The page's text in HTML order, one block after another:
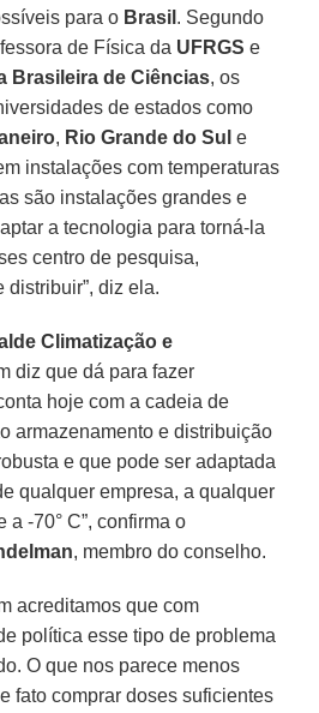
para o Brasil . Segundo
de Física da UFRGS e
Brasileira de Ciências, os
de estados como
, Rio Grande do Sul e
instalações com temperaturas
são instalações grandes e
a tecnologia para torná-la
centro de pesquisa,
distribuir”, diz ela.
Climatização e
diz que dá para fazer
hoje com a cadeia de
armazenamento e distribuição
e que pode ser adaptada
qualquer empresa, a qualquer
a -70° C”, confirma o
, membro do conselho.
acreditamos que com
política esse tipo de problema
O que nos parece menos
fato comprar doses suficientes